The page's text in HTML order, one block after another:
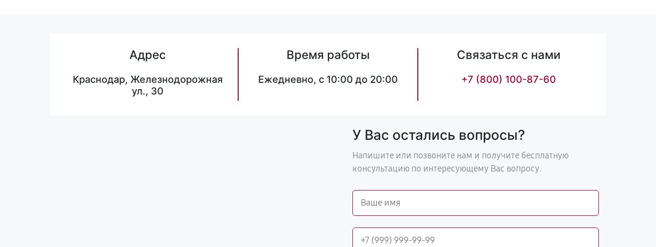
Адрес
Краснодар, Железнодорожная
ул., 30
Время работы
Ежедневно, с 10:00 до 20:00
Связаться с нами
+7 (800) 100-87-60
У Вас остались вопросы?
Напишите или позвоните нам и получите бесплатную
консультацию по интересующему Вас вопросу.